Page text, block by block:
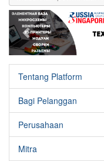
Previous
Tentang Platform
Bagi Pelanggan
Perusahaan
Mitra